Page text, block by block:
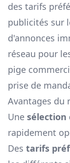
des tarifs
publicités sur
d'annonces
réseau pour
pige
prise de
Avantages du
Une
rapidement
Des tarifs